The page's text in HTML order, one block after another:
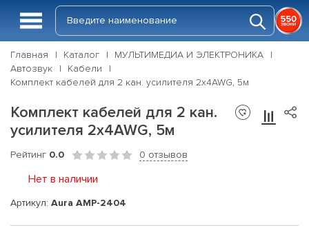
Главная Каталог
МУЛЬТИМЕДИА И ЭЛЕКТРОНИКА
Автозвук
Кабели
Комплект кабелей для 2 кан. усилителя 2х4AWG, 5м
Комплект кабелей для 2 кан.
усилителя 2х4AWG, 5м
Рейтинг 0.0 0 отзывов
Нет в наличии
Артикул: Aura AMP-2404